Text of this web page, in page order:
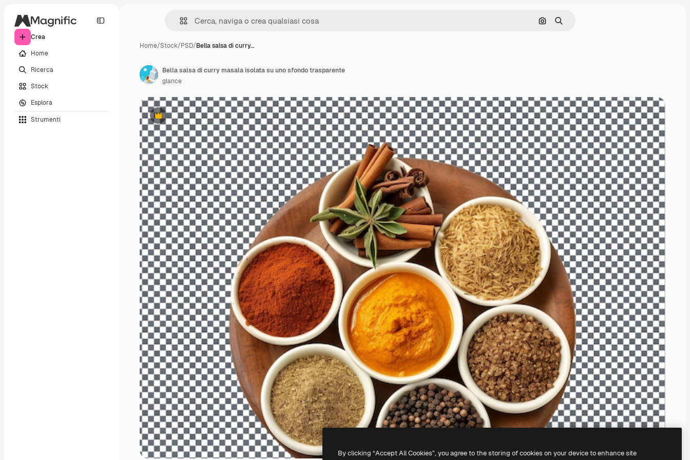
Crea
Home
Ricerca
Stock
Esplora
Strumenti
Cerca per immagine
Ricerca
Home/Stock/PSD/Bella salsa di curry…
Premium
Bella salsa di curry masala isolata su uno sfondo trasparente
glance
By clicking “Accept All Cookies”, you agree to the storing of cookies on your device to enhance site